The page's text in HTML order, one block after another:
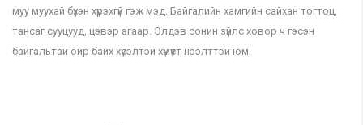
муу муухай бүхэн хүрэхгүй гэж мэд. Байгалийн хамгийн сайхан тогтоц,
тансаг сууцууд, цэвэр агаар. Элдэв сонин зүйлс ховор ч гэсэн
байгальтай ойр байх хүсэлтэй хүмүүст нээлттэй юм.